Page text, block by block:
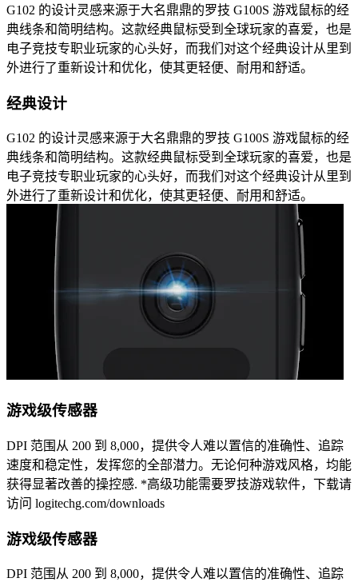
G102 的设计灵感来源于大名鼎鼎的罗技 G100S 游戏鼠标的经
典线条和简明结构。这款经典鼠标受到全球玩家的喜爱，也是
电子竞技专职业玩家的心头好，而我们对这个经典设计从里到
外进行了重新设计和优化，使其更轻便、耐用和舒适。
经典设计
G102 的设计灵感来源于大名鼎鼎的罗技 G100S 游戏鼠标的经
典线条和简明结构。这款经典鼠标受到全球玩家的喜爱，也是
电子竞技专职业玩家的心头好，而我们对这个经典设计从里到
外进行了重新设计和优化，使其更轻便、耐用和舒适。
游戏级传感器
DPI 范围从 200 到 8,000，提供令人难以置信的准确性、追踪
速度和稳定性，发挥您的全部潜力。无论何种游戏风格，均能
获得显著改善的操控感. *高级功能需要罗技游戏软件，下载请
访问 logitechg.com/downloads
游戏级传感器
DPI 范围从 200 到 8,000，提供令人难以置信的准确性、追踪